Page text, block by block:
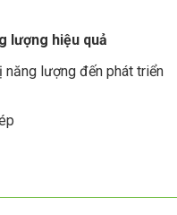
lượng hiệu quả
năng lượng đến phát triển